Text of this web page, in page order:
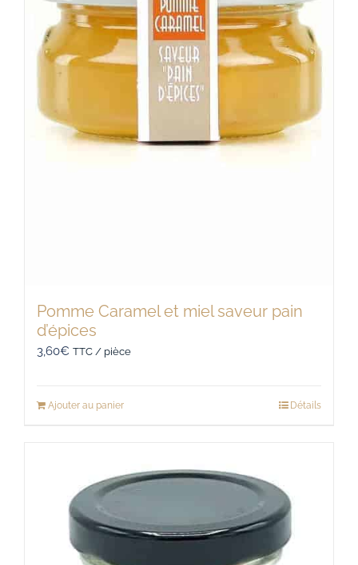
Pomme Caramel et miel saveur pain
d’épices
3,60€ TTC / pièce
Ajouter au panier Détails